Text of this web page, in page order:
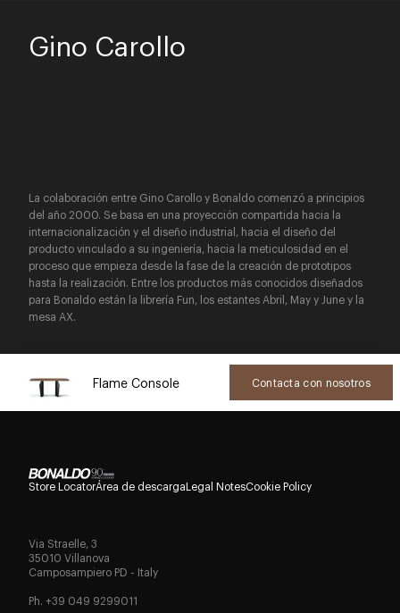
Gino Carollo
La colaboración entre Gino Carollo y Bonaldo comenzó a principios
del año 2000. Se basa en una proyección compartida hacia la
internacionalización y el diseño industrial, hacia el diseño del
producto vinculado a su ingeniería, hacia la meticulosidad en el
proceso que empieza desde la fase de la creación de prototipos
hasta la realización. Entre los productos más conocidos diseñados
para Bonaldo están la librería Fun, los estantes Abril, May y June y la
mesa AX.
Flame Console Contacta con nosotros
Store LocatorÁrea de descargaLegal NotesCookie Policy
Via Straelle, 3
35010 Villanova
Camposampiero PD - Italy
Ph. +39 049 9299011